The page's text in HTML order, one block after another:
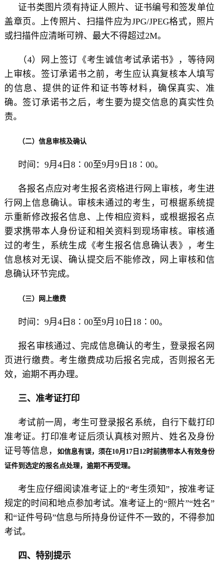
证书类图片须有持证人照片、证书编号和签发单位
盖章页。上传照片、扫描件应为JPG/JPEG格式，照片
或扫描件应清晰可辨、最大不得超过2M。
（4）网上签订《考生诚信考试承诺书》，等待网
上审核。签订承诺书之前，考生应认真复核本人填写
的信息、提供的证件和证书等材料，确保真实、准
确。签订承诺书之后，考生要为提交信息的真实性负
责。
（二）信息审核及确认
时间：9月4日8∶00至9月9日18∶00。
各报名点应对考生报名资格进行网上审核，考生进
行网上信息确认。审核未通过的考生，可根据系统提
示重新修改报名信息、上传相应资料，或根据报名点
要求携带本人身份证和相关资料到现场审核。审核通
过的考生，系统生成《考生报名信息确认表》，考生
信息核对无误、确认提交后不能修改，网上审核和信
息确认环节完成。
（三）网上缴费
时间：9月4日8∶00至9月10日18∶00。
报名审核通过、完成信息确认的考生，登录报名网
页进行缴费。考生缴费成功后报名完成，否则报名无
效，逾期不再办理。
三、准考证打印
考试前一周，考生可登录报名系统，自行下载打印
准考证。打印准考证后须认真核对照片、姓名及身份
证号等信息，
如信息有误，须在10月17日12时前携带本人有效身份
证件到选定的报名点处理，逾期不再受理。
考生应仔细阅读准考证上的“考生须知”，按准考证
规定的时间和地点参加考试。准考证上的“照片”“姓名”
和“证件号码”信息与所持身份证件不一致的，不得参加
考试。
四、特别提示